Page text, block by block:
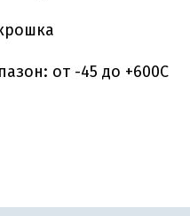
от -45 до +600С